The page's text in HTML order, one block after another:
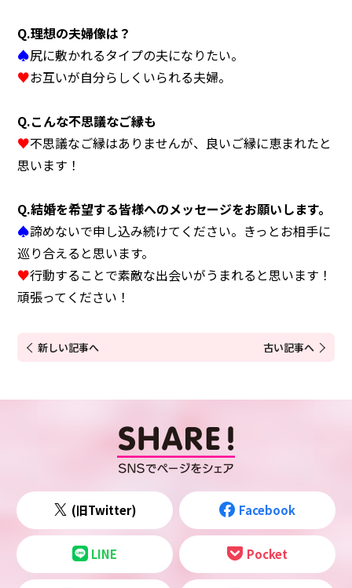
Q.理想の夫婦像は？
♠尻に敷かれるタイプの夫になりたい。
♥お互いが自分らしくいられる夫婦。
Q.こんな不思議なご縁も
♥不思議なご縁はありませんが、良いご縁に恵まれたと
思います！
Q.結婚を希望する皆様へのメッセージをお願いします。
♠諦めないで申し込み続けてください。きっとお相手に
巡り合えると思います。
♥行動することで素敵な出会いがうまれると思います！
頑張ってください！
新しい記事へ 古い記事へ
(旧Twitter) Facebook
LINE Pocket